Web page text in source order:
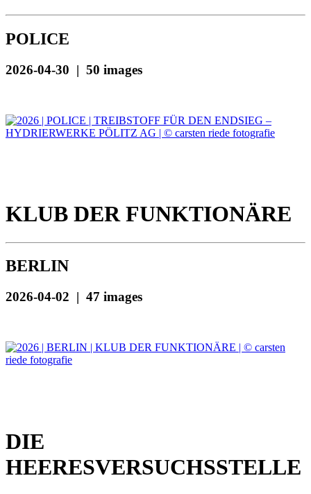
POLICE
2026-04-30 | 50 images
KLUB DER FUNKTIONÄRE
BERLIN
2026-04-02 | 47 images
DIE
HEERESVERSUCHSSTELLE